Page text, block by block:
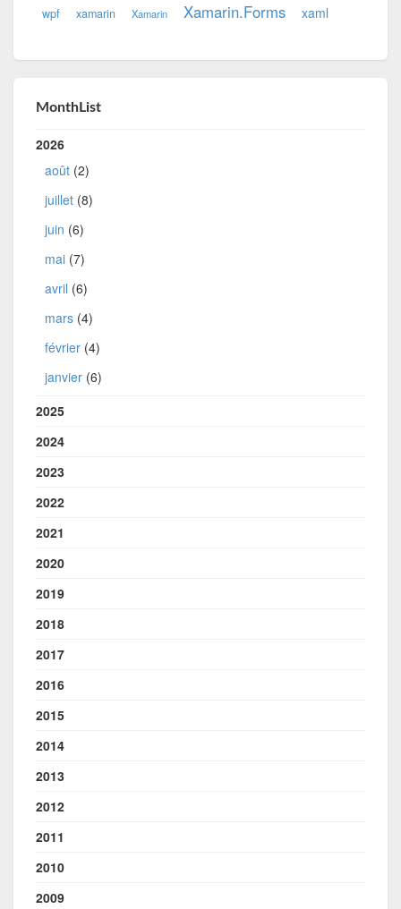
wpf xamarin Xamarin Xamarin.Forms xaml
MonthList
2026
août (2)
juillet (8)
juin (6)
mai (7)
avril (6)
mars (4)
février (4)
janvier (6)
2025
2024
2023
2022
2021
2020
2019
2018
2017
2016
2015
2014
2013
2012
2011
2010
2009